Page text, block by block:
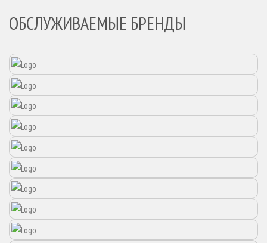
ОБСЛУЖИВАЕМЫЕ БРЕНДЫ